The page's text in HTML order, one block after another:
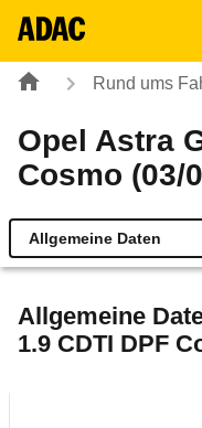
Rund ums
Opel Astra
Cosmo (03/
Allgemeine Daten
Technische Daten
Allgemeine
1.9 CDTI DPF